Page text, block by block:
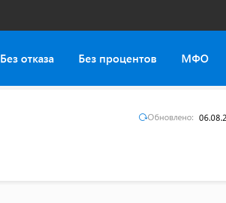
Без отказа Без процентов МФО
Обновлено: